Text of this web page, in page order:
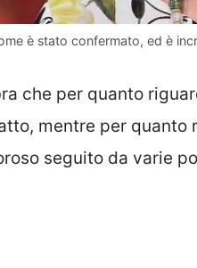
è stato confermato, ed è
che per quanto
mentre per quanto
seguito da varie